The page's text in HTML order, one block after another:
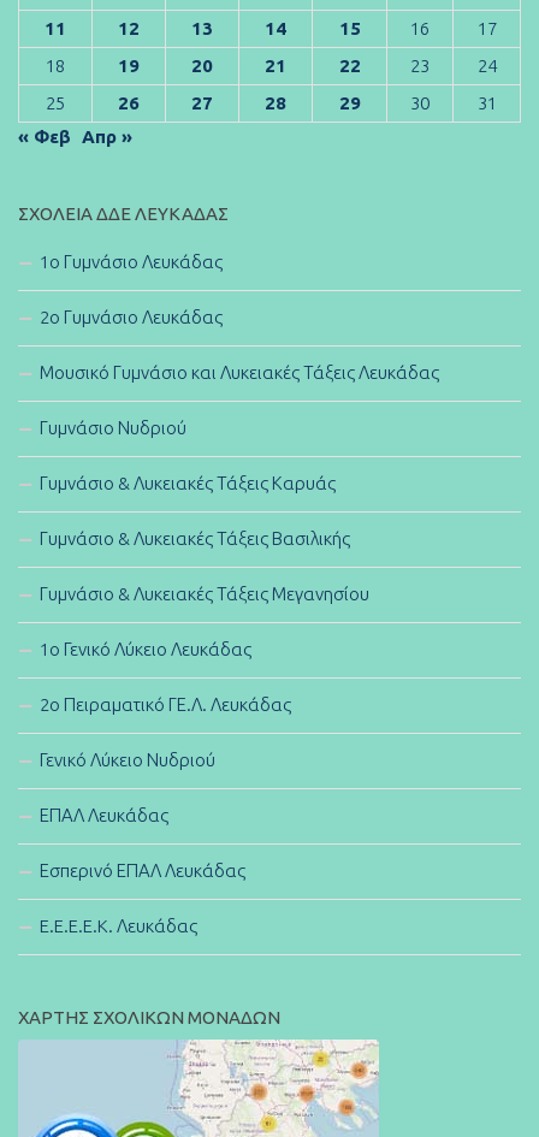
11
12 13 14 15 16
17
18
19 20 21 22 23
24
25
26 27 28 29 30
31
« Φεβ Απρ »
ΣΧΟΛΕΊΑ ΔΔΕ ΛΕΥΚΆΔΑΣ
1ο Γυμνάσιο Λευκάδας
2ο Γυμνάσιο Λευκάδας
Μουσικό Γυμνάσιο και Λυκειακές Τάξεις Λευκάδας
Γυμνάσιο Νυδριού
Γυμνάσιο & Λυκειακές Τάξεις Καρυάς
Γυμνάσιο & Λυκειακές Τάξεις Βασιλικής
Γυμνάσιο & Λυκειακές Τάξεις Μεγανησίου
1ο Γενικό Λύκειο Λευκάδας
2ο Πειραματικό ΓΕ.Λ. Λευκάδας
Γενικό Λύκειο Νυδριού
ΕΠΑΛ Λευκάδας
Εσπερινό ΕΠΑΛ Λευκάδας
E.E.E.E.K. Λευκάδας
ΧΑΡΤΗΣ ΣΧΟΛΙΚΩΝ ΜΟΝΑΔΩΝ